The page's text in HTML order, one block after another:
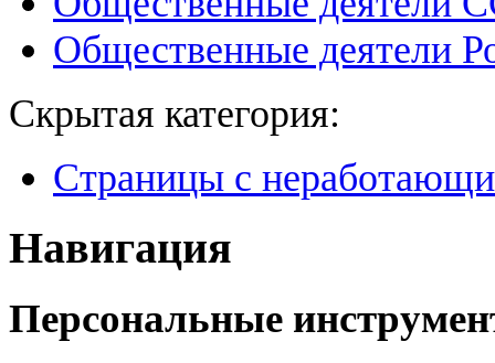
Общественные деятели
Скрытая категория:
Страницы с
Навигация
Персональные